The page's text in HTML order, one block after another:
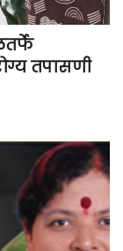
तपासणी